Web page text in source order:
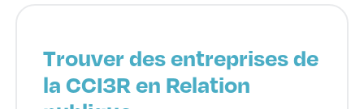
Trouver des entreprises de
la CCI3R en Relation